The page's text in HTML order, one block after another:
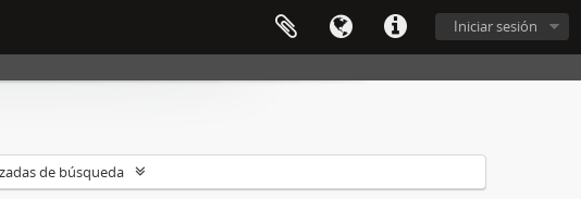
Iniciar sesión
de búsqueda